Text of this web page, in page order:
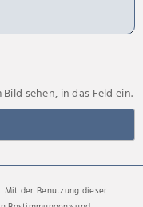
sehen, in das Feld ein.
Mit der Benutzung dieser